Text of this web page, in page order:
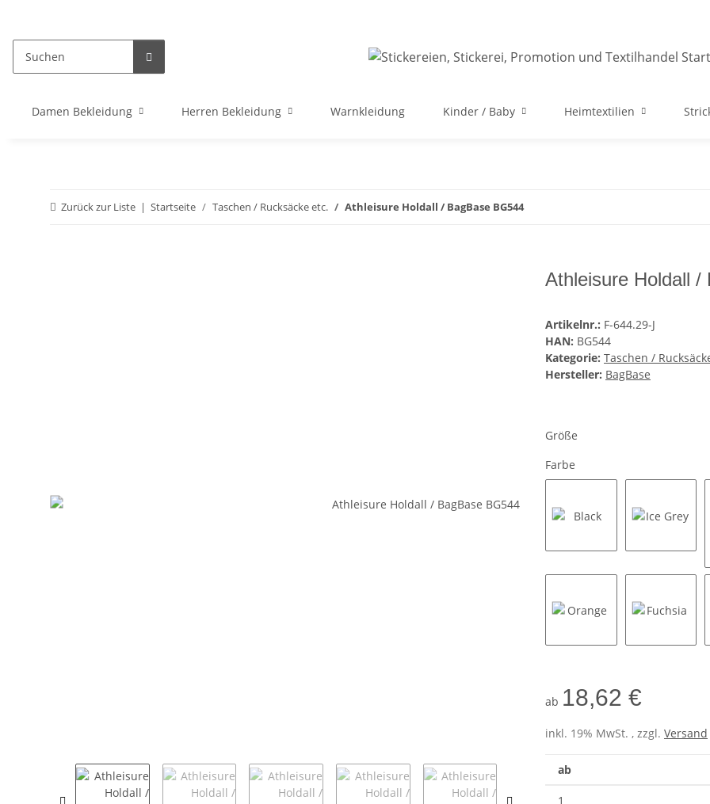
Damen Bekleidung Herren Bekleidung Warnkleidung Kinder / Baby Heimtextilien
Zurück zur Liste Startseite Taschen / Rucksäcke etc. Athleisure Holdall / BagBase BG544
Athleisure Holdall /
Artikelnr.: F-644.29-J
HAN: BG544
Kategorie: Taschen /
Hersteller: BagBase
Größe
Farbe
ab 18,62 €
inkl. 19% MwSt. , zzgl. Versand
ab
1